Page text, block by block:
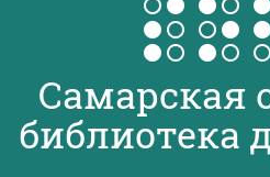
Самарская
библиотека